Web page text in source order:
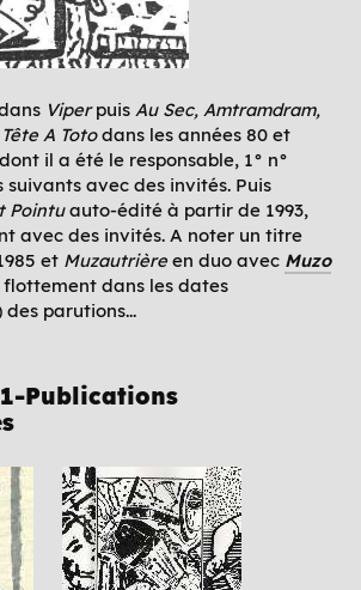
Viperpuis Au Sec, Amtramdram,
A Totodans les années 80 et
dont il a été le responsable, 1° n°
suivants avec des invités. Puis
Pointuauto-édité à partir de 1993,
avec des invités. A noter un titre
et Muzautrièreen duo avec Muzo
flottement dans les dates
parutions...
Publications